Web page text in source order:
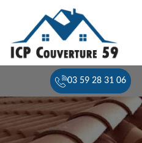
03 59 28 31 06